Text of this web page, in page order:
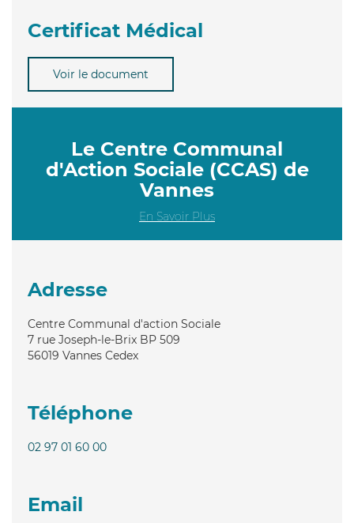
Certificat Médical
Voir le document
Le Centre Communal
d'Action Sociale (CCAS) de
Vannes
En Savoir Plus
Adresse
Centre Communal d'action Sociale
7 rue Joseph-le-Brix BP 509
56019 Vannes Cedex
Téléphone
02 97 01 60 00
Email